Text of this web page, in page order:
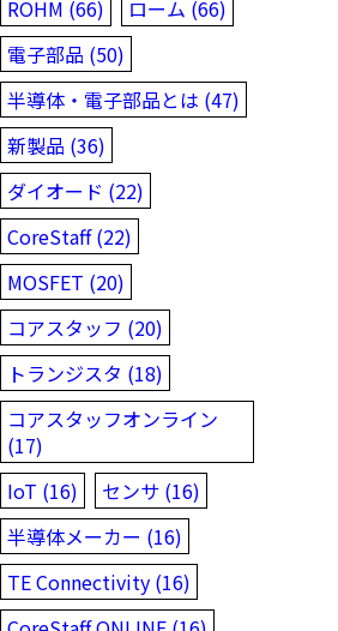
ROHM (66)
ローム (66)
電子部品 (50)
半導体・電子部品とは (47)
新製品 (36)
ダイオード (22)
CoreStaff (22)
MOSFET (20)
コアスタッフ (20)
トランジスタ (18)
コアスタッフオンライン
(17)
IoT (16)
センサ (16)
半導体メーカー (16)
TE Connectivity (16)